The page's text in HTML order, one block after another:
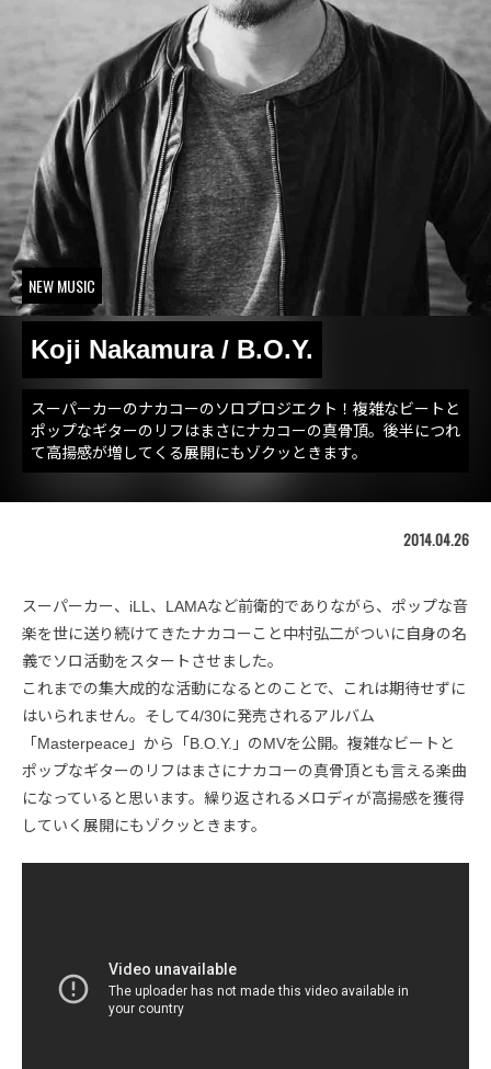
NEW MUSIC
Koji Nakamura / B.O.Y.
スーパーカーのナカコーのソロプロジエクト！複雑なビートと
ポップなギターのリフはまさにナカコーの真骨頂。後半につれ
て高揚感が増してくる展開にもゾクッときます。
2014.04.26
スーパーカー、iLL、LAMAなど前衛的でありながら、ポップな音
楽を世に送り続けてきたナカコーこと中村弘二がついに自身の名
義でソロ活動をスタートさせました。
これまでの集大成的な活動になるとのことで、これは期待せずに
はいられません。そして4/30に発売されるアルバム
「Masterpeace」から「B.O.Y.」のMVを公開。複雑なビートと
ポップなギターのリフはまさにナカコーの真骨頂とも言える楽曲
になっていると思います。繰り返されるメロディが高揚感を獲得
していく展開にもゾクッときます。